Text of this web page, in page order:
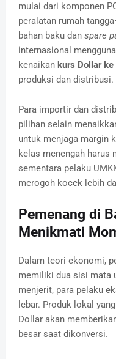
mulai dari komponen
peralatan rumah
bahan baku dan spare
internasional
kenaikan kurs Dollar ke
produksi dan distribusi.
Para importir dan
pilihan selain
untuk menjaga margin
kelas menengah harus
sementara pelaku
merogoh kocek lebih
Pemenang di
Menikmati
Dalam teori ekonomi,
memiliki dua sisi mata
menjerit, para pelaku
lebar. Produk lokal
Dollar akan
besar saat dikonversi.